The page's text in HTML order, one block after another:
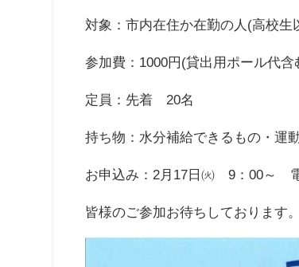
対象：市内在住か在勤の人(高校生
参加費：1000円(貸出用ポール代含
定員：先着 20名
持ち物：水分補給できるもの・運
お申込み：2月17日㈫ 9：00～
皆様のご参加お待ちしております。